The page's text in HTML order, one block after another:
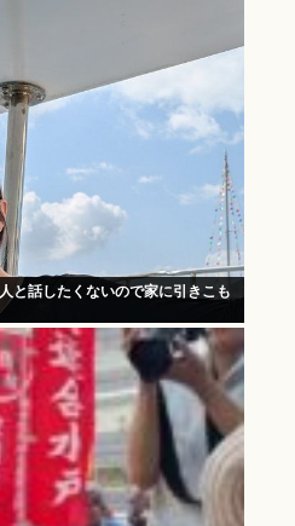
と話したくないので家に引きこも